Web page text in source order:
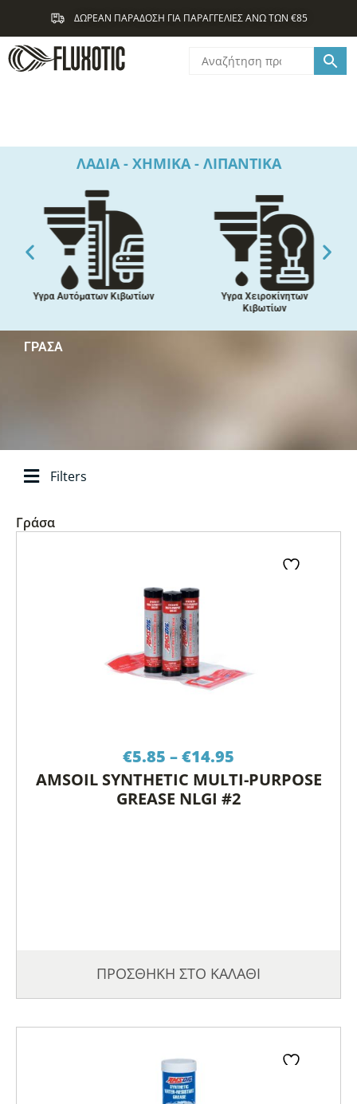
Μετάβαση
περιεχόμενο
ΔΩΡΕΑΝ ΠΑΡΑΔΟΣΗ ΓΙΑ ΠΑΡΑΓΓΕΛΙΕΣ ΑΝΩ ΤΩΝ €85
ΛΑΔΙΑ - ΧΗΜΙΚΑ - ΛΙΠΑΝΤΙΚΑ
Υγρα Αυτόματων Κιβωτίων
Υγρα Χειροκίνητων
Κιβωτίων
ΓΡΆΣΑ
Filters
Γράσα
€5.85 –€14.95
€5.85
through
AMSOIL SYNTHETIC MULTI-PURPOSE
GREASE NLGI #2
ΠΡΟΣΘΗΚΗ ΣΤΟ ΚΑΛΑΘΙ